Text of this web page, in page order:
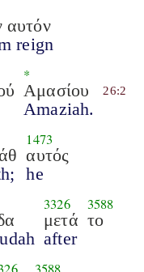
αυτόν
reign
*
Αμασίου
Amaziah.
26:2
1473
αυτός
he
3326
μετά
after
3588
το